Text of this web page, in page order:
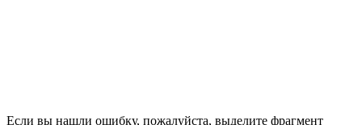
Если вы нашли ошибку, пожалуйста, выделите фрагмент